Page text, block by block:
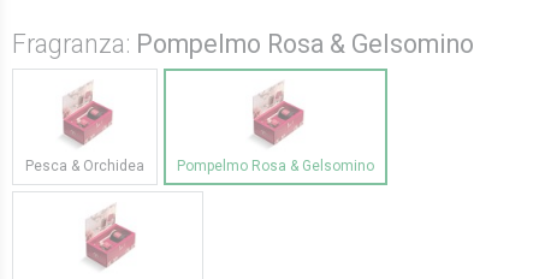
Fragranza: Pompelmo Rosa & Gelsomino
Pesca & Orchidea Pompelmo Rosa & Gelsomino